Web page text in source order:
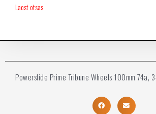
Laost otsas
Powerslide Prime Tribune Wheels 100mm 74a,